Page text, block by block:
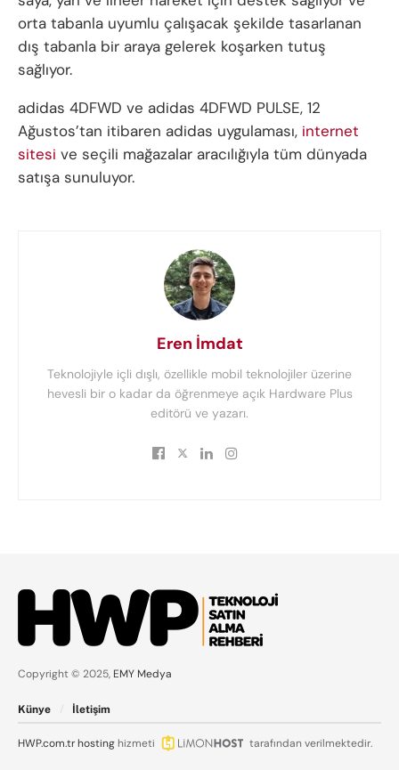
orta tabanla uyumlu çalışacak şekilde tasarlanan
dış tabanla bir araya gelerek koşarken tutuş
sağlıyor.
adidas 4DFWD ve adidas 4DFWD PULSE, 12
Ağustos’tan itibaren adidas uygulaması, internet
sitesi ve seçili mağazalar aracılığıyla tüm dünyada
satışa sunuluyor.
Eren İmdat
Teknolojiyle içli dışlı, özellikle mobil teknolojiler üzerine
hevesli bir o kadar da öğrenmeye açık Hardware Plus
editörü ve yazarı.
Copyright © 2025, EMY Medya
Künye İletişim
HWP.com.trhosting hizmeti tarafından verilmektedir.